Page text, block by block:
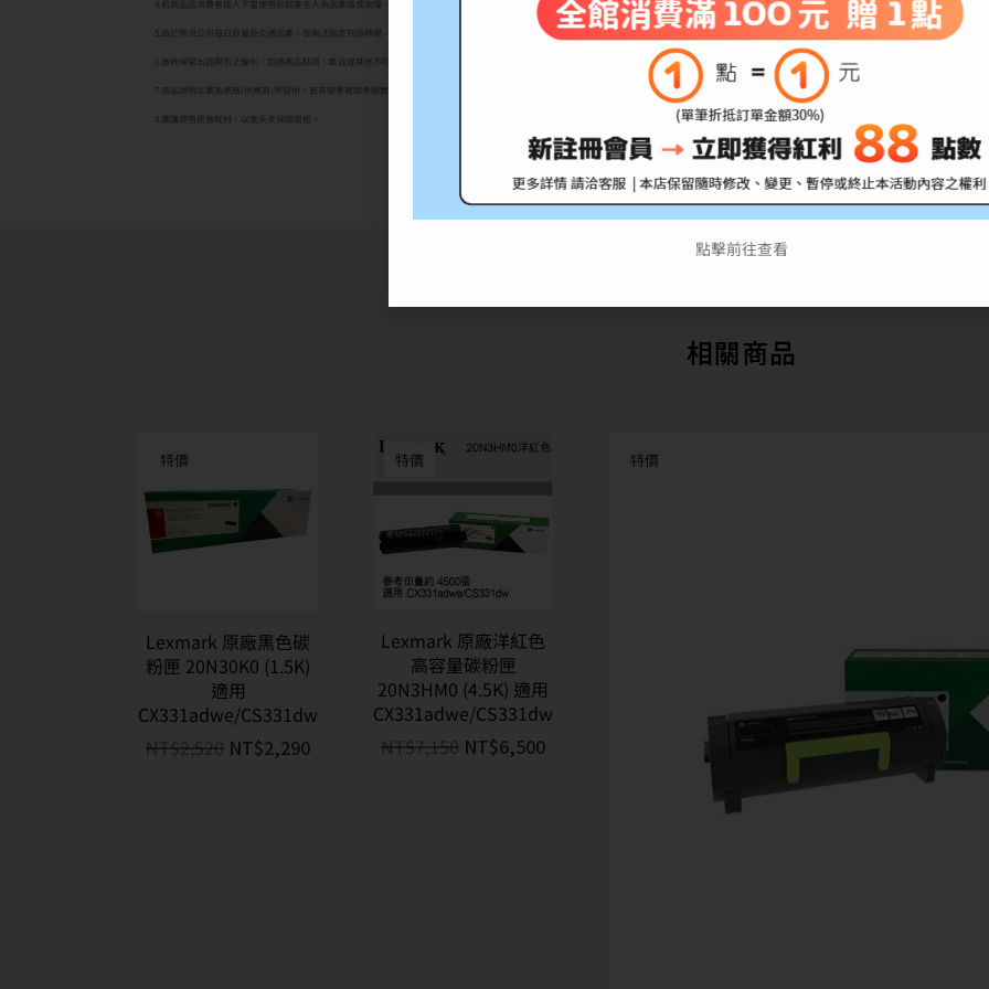
4.若商品因消費者個人不當使用拆卸產生人為因素造成故障、損毀、磨損、擦傷、刮傷、髒汙、包裝破損不完整者，或是發票、附配件不齊者，恕不接受退貨。
5.由於物流公司每日貨量及交通因素，故無法指定到貨時間，確切配達時間皆以物流公司實際可配送時間為主。
6.廠商保留出貨與否之權利，如遇商品缺貨、斷貨或其他不可抗拒之因素。
7.商品說明文案為原廠(供應商)所提供，若有變更敬請參照實際商品為準。
8.建議使用原廠耗材，以免失去保固資格。
相關商品
特價
Lexmark 原廠黑色碳
粉匣 20N30K0 (1.5K)
適用
CX331adwe/CS331dw
NT$2,520 NT$2,290
特價
Lexmark 原廠洋紅色
高容量碳粉匣
20N3HM0 (4.5K) 適用
CX331adwe/CS331dw
NT$ 7,150 NT$6,500
特價
點擊前往查看